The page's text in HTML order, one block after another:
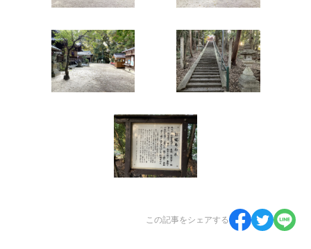
この記事をシェアする